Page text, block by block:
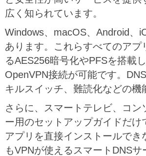
広く知られています。
Windows、macOS、Android、
あります。これらすべてのアプ
るAES256暗号化やPFSを搭載
OpenVPN接続が可能です。
キルスイッチ、難読化などの機
さらに、スマートテレビ、コン
ー用のセットアップガイドだけ
アプリを直接インストールでき
もVPNが使えるスマートDNSサ